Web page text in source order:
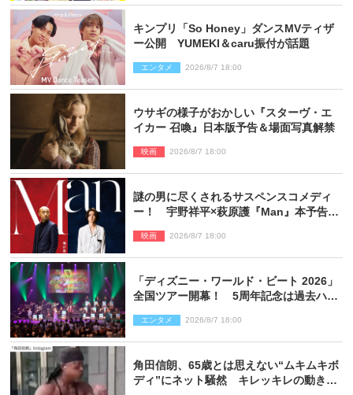
キンプリ「So Honey」ダンスMVティザ
ー公開 YUMEKI＆caru振付が話題
エンタメ 2026/8/7 18:00
ウサギの様子がおかしい『スターヴ・エ
イカー 召喚』日本版予告＆場面写真解禁
映画 2026/8/7 18:00
謎の男に尽くされるサスペンスコメディ
ー！ 宇野祥平×萩原護『Man』本予告＆
映画 2026/8/7 18:00
「ディズニー・ワールド・ビート 2026」
全国ツアー開幕！ 5周年記念は過去ハイ
ポート】
エンタメ 2026/8/7 18:00
角田信朗、65歳とは思えない“ムキムキボ
ディ”にネット騒然 キレッキレの動きを